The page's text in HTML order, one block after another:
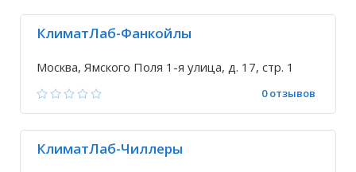
КлиматЛаб-Фанкойлы
Москва, Ямского Поля 1-я улица, д. 17, стр. 1
0 отзывов
КлиматЛаб-Чиллеры